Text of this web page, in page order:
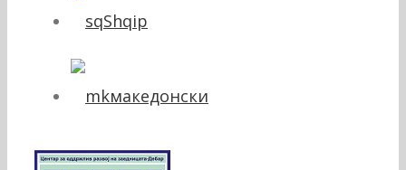
Shqip
македонски